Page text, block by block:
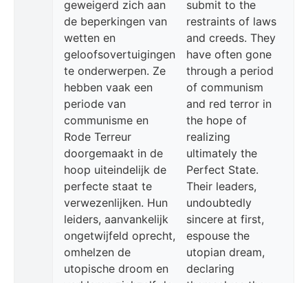
geweigerd zich aan
de beperkingen van
wetten en
geloofsovertuigingen
te onderwerpen. Ze
hebben vaak een
periode van
communisme en
Rode Terreur
doorgemaakt in de
hoop uiteindelijk de
perfecte staat te
verwezenlijken. Hun
leiders, aanvankelijk
ongetwijfeld oprecht,
omhelzen de
utopische droom en
submit to the
restraints of laws
and creeds. They
have often gone
through a period
of communism
and red terror in
the hope of
realizing
ultimately the
Perfect State.
Their leaders,
undoubtedly
sincere at first,
espouse the
utopian dream,
declaring